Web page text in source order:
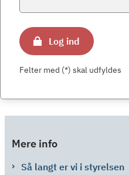
Log ind
Felter med (*) skal udfyldes
Mere info
Så langt er vi i styrelsen